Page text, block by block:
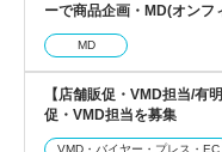
ーで商品企画・MD(オンフ
MD
【店舗販促・VMD担当/有
促・VMD担当を募集
VMD・バイヤー・プレス・EC